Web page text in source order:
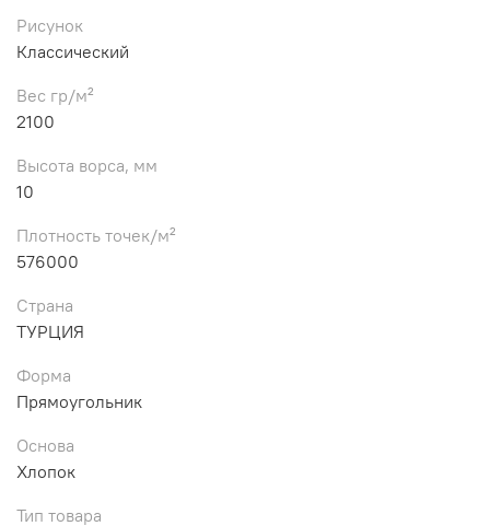
Рисунок
Классический
Вес гр/м²
2100
Высота ворса, мм
10
Плотность точек/м²
576000
Страна
ТУРЦИЯ
Форма
Прямоугольник
Основа
Хлопок
Тип товара